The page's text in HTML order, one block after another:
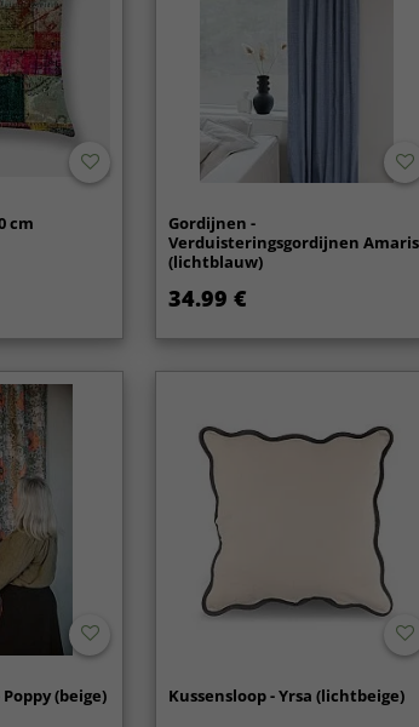
cm
Gordijnen -
Verduisteringsgordijnen Amaris
(lichtblauw)
34.99 €
(beige) Kussensloop - Yrsa (lichtbeige)